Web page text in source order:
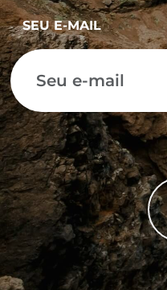
SEU E-MAIL